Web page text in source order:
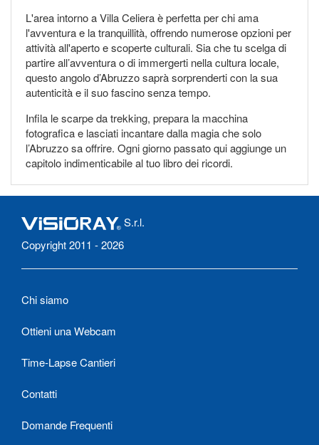
L'area intorno a Villa Celiera è perfetta per chi ama
l'avventura e la tranquillità, offrendo numerose opzioni per
attività all'aperto e scoperte culturali. Sia che tu scelga di
partire all’avventura o di immergerti nella cultura locale,
questo angolo d’Abruzzo saprà sorprenderti con la sua
autenticità e il suo fascino senza tempo.
Infila le scarpe da trekking, prepara la macchina
fotografica e lasciati incantare dalla magia che solo
l’Abruzzo sa offrire. Ogni giorno passato qui aggiunge un
capitolo indimenticabile al tuo libro dei ricordi.
S.r.l.
Copyright 2011 - 2026
Chi siamo
Ottieni una Webcam
Time-Lapse Cantieri
Contatti
Domande Frequenti